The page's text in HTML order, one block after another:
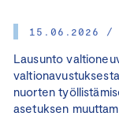
15.06.2026 /
Lausunto
nuorten
asetuksen